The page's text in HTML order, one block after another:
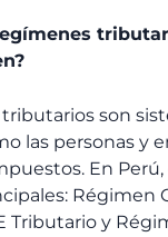
son
las personas y
En
Régimen
Tributario y